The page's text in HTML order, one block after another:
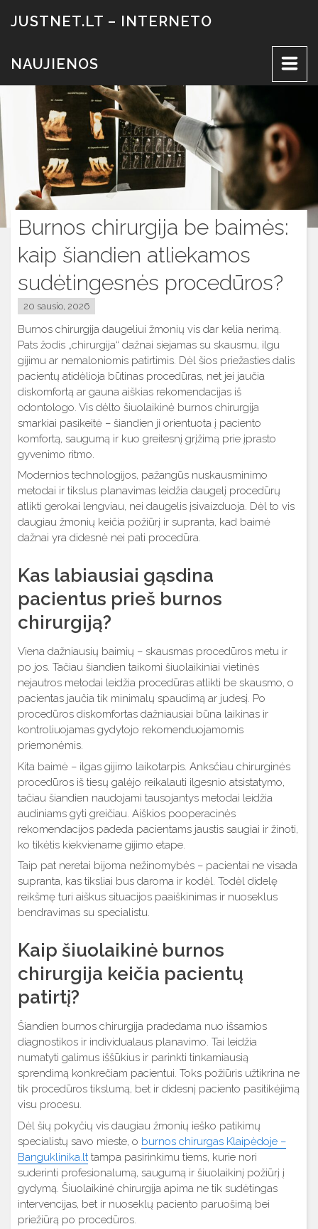
prieJUSTNET.LT – INTERNETO
NAUJIENOS
Burnos chirurgija be baimės:
kaip šiandien atliekamos
sudėtingesnės procedūros?
20 sausio, 2026
Burnos chirurgija daugeliui žmonių vis dar kelia nerimą.
Pats žodis „chirurgija“ dažnai siejamas su skausmu, ilgu
gijimu ar nemaloniomis patirtimis. Dėl šios priežasties dalis
pacientų atidėlioja būtinas procedūras, net jei jaučia
diskomfortą ar gauna aiškias rekomendacijas iš
odontologo. Vis dėlto šiuolaikinė burnos chirurgija
smarkiai pasikeitė – šiandien ji orientuota į paciento
komfortą, saugumą ir kuo greitesnį grįžimą prie įprasto
gyvenimo ritmo.
Modernios technologijos, pažangūs nuskausminimo
metodai ir tikslus planavimas leidžia daugelį procedūrų
atlikti gerokai lengviau, nei daugelis įsivaizduoja. Dėl to vis
daugiau žmonių keičia požiūrį ir supranta, kad baimė
dažnai yra didesnė nei pati procedūra.
Kas labiausiai gąsdina
pacientus prieš burnos
chirurgiją?
Viena dažniausių baimių – skausmas procedūros metu ir
po jos. Tačiau šiandien taikomi šiuolaikiniai vietinės
nejautros metodai leidžia procedūras atlikti be skausmo, o
pacientas jaučia tik minimalų spaudimą ar judesį. Po
procedūros diskomfortas dažniausiai būna laikinas ir
kontroliuojamas gydytojo rekomenduojamomis
priemonėmis.
Kita baimė – ilgas gijimo laikotarpis. Anksčiau chirurginės
procedūros iš tiesų galėjo reikalauti ilgesnio atsistatymo,
tačiau šiandien naudojami tausojantys metodai leidžia
audiniams gyti greičiau. Aiškios pooperacinės
rekomendacijos padeda pacientams jaustis saugiai ir žinoti,
ko tikėtis kiekviename gijimo etape.
Taip pat neretai bijoma nežinomybės – pacientai ne visada
supranta, kas tiksliai bus daroma ir kodėl. Todėl didelę
reikšmę turi aiškus situacijos paaiškinimas ir nuoseklus
bendravimas su specialistu.
Kaip šiuolaikinė burnos
chirurgija keičia pacientų
patirtį?
Šiandien burnos chirurgija pradedama nuo išsamios
diagnostikos ir individualaus planavimo. Tai leidžia
numatyti galimus iššūkius ir parinkti tinkamiausią
sprendimą konkrečiam pacientui. Toks požiūris užtikrina ne
tik procedūros tikslumą, bet ir didesnį paciento pasitikėjimą
visu procesu.
Dėl šių pokyčių vis daugiau žmonių ieško patikimų
specialistų savo mieste, o burnos chirurgas Klaipėdoje –
Banguklinika.lt tampa pasirinkimu tiems, kurie nori
suderinti profesionalumą, saugumą ir šiuolaikinį požiūrį į
gydymą. Šiuolaikinė chirurgija apima ne tik sudėtingas
intervencijas, bet ir nuoseklų paciento paruošimą bei
priežiūrą po procedūros.